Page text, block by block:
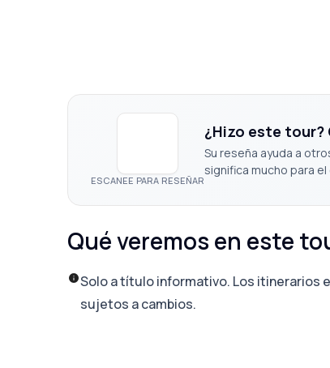
ESCANEE PARA RESEÑAR
¿Hizo este tour?
Su reseña ayuda a
significa mucho para el
Qué veremos en este
Solo a título informativo. Los itinerarios
sujetos a cambios.